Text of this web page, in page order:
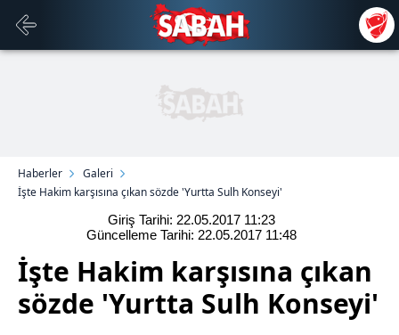
Haberler
Galeri
İşte Hakim karşısına çıkan sözde 'Yurtta Sulh Konseyi'
Giriş Tarihi: 22.05.2017 11:23
Güncelleme Tarihi: 22.05.2017 11:48
İşte Hakim karşısına çıkan
sözde 'Yurtta Sulh Konseyi'